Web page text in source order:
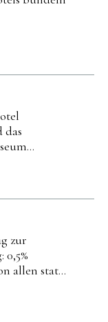
zur
allen statt